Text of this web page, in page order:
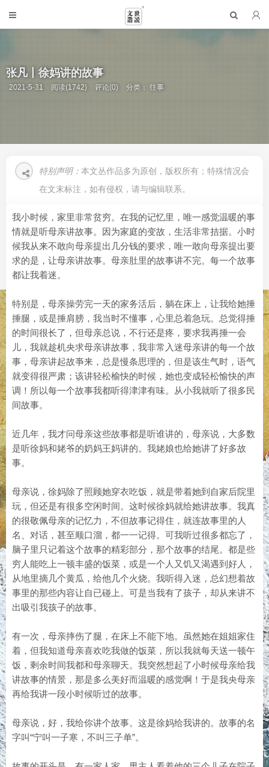
张凡丨徐妈讲的故事
2021-5-31 阅读(1742) 评论(0) 分类：往事
特别声明： 本文丛作品多为原创，版权所有；特殊情况会
在文末标注，如有侵权，请与编辑联系。
我小时候，家里非常贫穷。在我的记忆里，唯一感觉温暖的事
情就是听母亲讲故事。因为家庭的变故，生活非常拮据。小时
候我从来不敢向母亲提出几分钱的要求，唯一敢向母亲提出要
求的是，让母亲讲故事。母亲肚里的故事讲不完。每一个故事
都让我着迷。
特别是，母亲操劳完一天的家务活后，躺在床上，让我给她捶
捶腿，或是捶肩膀，我当时不懂事，心里总着急玩。总觉得捶
的时间很长了，但母亲总说，不行还是疼，要求我再捶一会
儿，我就趁机央求母亲讲故事，我非常入迷母亲讲的每一个故
事，母亲讲起故亊来，总是慢条思理的，但是该生气时，语气
就变得很严肃；该讲轻松榆快的时候，她也变成轻松愉快的声
调！所以每一个故事我都听得津津有味。从小我就听了很多民
间故事。
近几年，我才问母亲这些故事都是听谁讲的，母亲说，大多数
是听徐妈和姥爷的奶妈王妈讲的。我姥娘也给她讲了好多故
事。
母亲说，徐妈除了照顾她穿衣吃饭，就是带着她到自家后院里
玩，但还是有很多空闲时间。这时候徐妈就给她讲故事。我真
的很敬佩母亲的记忆力，不但故事记得住，就连故事里的人
名、对话，甚至顺口溜，都一一记得。可我听过很多都忘了，
脑子里只记着这个故事的精彩部分，那个故事的结尾。都是些
穷人能吃上一顿丰盛的饭菜，或是一个人又饥又渴遇到好人，
从地里摘几个黄瓜，给他几个火烧。我听得入迷，总幻想着故
事里的那些内容让自已碰上。可是当我有了孩子，却从来讲不
出吸引我孩子的故事。
有一次，母亲摔伤了腿，在床上不能下地。虽然她在姐姐家住
着，但我知道母亲喜欢吃我做的饭菜，所以我就每天送一顿午
饭，剩余时间我都和母亲聊天。我突然想起了小时候母亲给我
讲故事的情景，那是多么美好而温暖的感觉啊！于是我央母亲
再给我讲一段小时候听过的故事。
母亲说，好，我给你讲个故事。这是徐妈给我讲的。故事的名
字叫“宁叫一子寒，不叫三子单”。